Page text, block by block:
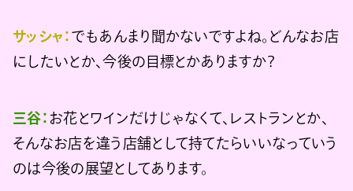
サッシャ： でもあんまり聞かないですよね。どんなお店
にしたいとか、今後の目標とかありますか？
三谷： お花とワインだけじゃなくて、レストランとか、
そんなお店を違う店舗として持てたらいいなっていう
のは今後の展望としてあります。